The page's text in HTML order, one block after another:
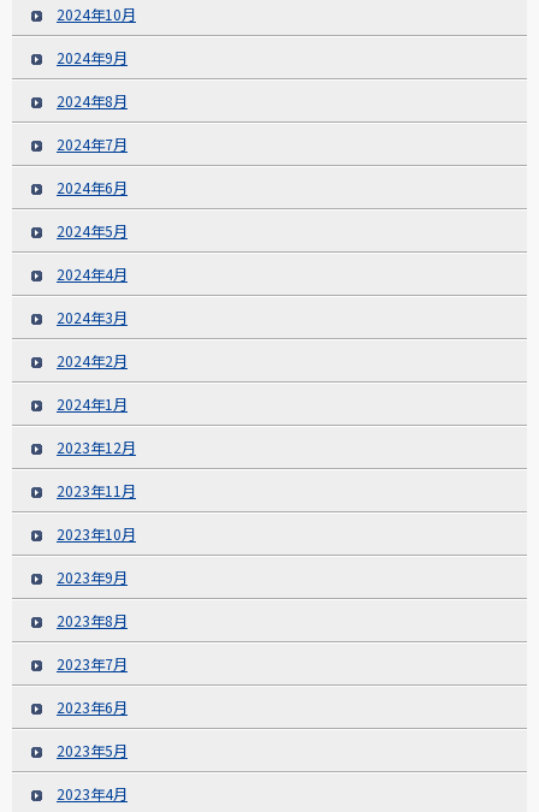
2024年10月
2024年9月
2024年8月
2024年7月
2024年6月
2024年5月
2024年4月
2024年3月
2024年2月
2024年1月
2023年12月
2023年11月
2023年10月
2023年9月
2023年8月
2023年7月
2023年6月
2023年5月
2023年4月